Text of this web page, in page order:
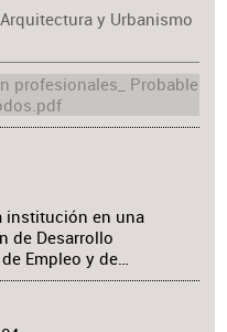
y Urbanismo
institución en una
de Desarrollo
Empleo y de…